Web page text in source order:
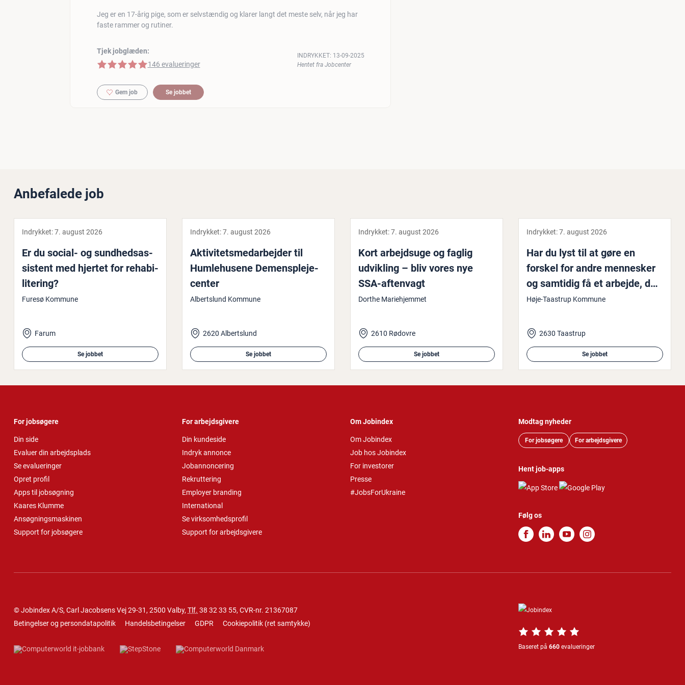
Jeg er en 17-årig pige, som er selvstændig og klarer langt det meste selv, når jeg har
faste rammer og rutiner.
Tjek jobglæden:
5 af 5 stjerner
146 evalueringer
INDRYKKET: 13-09-2025
Hentet fra Jobcenter
Gem job Se jobbet
Anbefalede job
Indrykket:7. august 2026
Er du social- og sund­heds­as­
si­stent med hjertet for re­ha­bi­
li­te­ring?
Furesø Kommune
Farum
Se jobbet
Indrykket:7. august 2026
Ak­ti­vi­tets­me­d­ar­bej­der til
Hum­le­hu­se­ne De­mens­ple­je­
cen­ter
Albertslund Kommune
2620 Albertslund
Se jobbet
Indrykket:7. august 2026
Kort ar­bejds­u­ge og faglig
udvikling – bliv vores nye
SSA-aftenvagt
Dorthe Mariehjemmet
2610 Rødovre
Se jobbet
Indrykket:7. august 2026
Har du lyst til at gøre en
forskel for andre mennesker
og samtidig få et arbejde, der
giver mening helt ind i
Høje-Taastrup Kommune
2630 Taastrup
Se jobbet
For jobsøgere
Din side
Evaluer din arbejdsplads
Se evalueringer
Opret profil
Apps til jobsøgning
Kaares Klumme
Ansøgningsmaskinen
Support for jobsøgere
For arbejdsgivere
Din kundeside
Indryk annonce
Jobannoncering
Rekruttering
Employer branding
International
Se virksomhedsprofil
Support for arbejdsgivere
Om Jobindex
Om Jobindex
Job hos Jobindex
For investorer
Presse
#JobsForUkraine
Modtag nyheder
For jobsøgere For arbejdsgivere
Hent job-apps
Følg os
© Jobindex A/S, Carl Jacobsens Vej 29-31, 2500 Valby, Tlf. 38 32 33 55, CVR-nr. 21367087
Betingelser og persondatapolitik
Handelsbetingelser GDPR Cookiepolitik (ret samtykke)
Baseret på 660 evalueringer